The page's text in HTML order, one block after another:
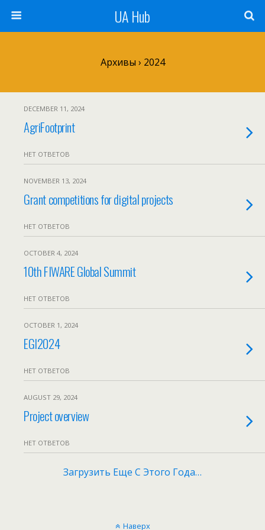
UA Hub
Архивы › 2024
DECEMBER 11, 2024
AgriFootprint
НЕТ ОТВЕТОВ
NOVEMBER 13, 2024
Grant competitions for digital projects
НЕТ ОТВЕТОВ
OCTOBER 4, 2024
10th FIWARE Global Summit
НЕТ ОТВЕТОВ
OCTOBER 1, 2024
EGI2024
НЕТ ОТВЕТОВ
AUGUST 29, 2024
Project overview
НЕТ ОТВЕТОВ
Загрузить Еще С Этого Года…
Наверх